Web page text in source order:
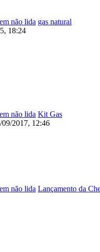
gas natural
18:24
Kit Gas
09/2017, 12:46
Lançamento da